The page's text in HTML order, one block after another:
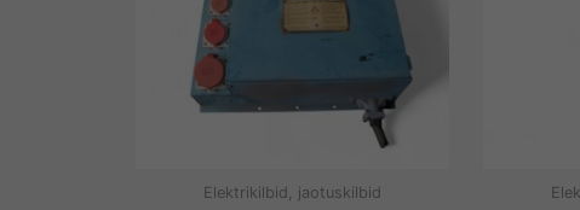
Elektrikilbid, jaotuskilbid